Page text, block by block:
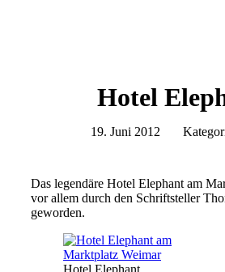
Hotel
19. Juni 2012
Das legendäre Hotel Elephant am
vor allem durch den Schriftsteller
geworden.